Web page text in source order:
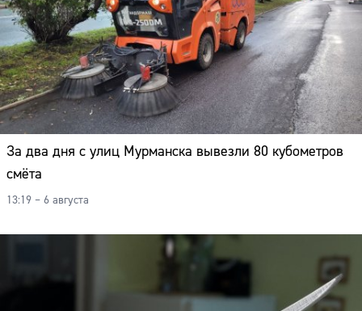
За два дня с улиц Мурманска вывезли 80 кубометров
смёта
13:19 – 6 августа